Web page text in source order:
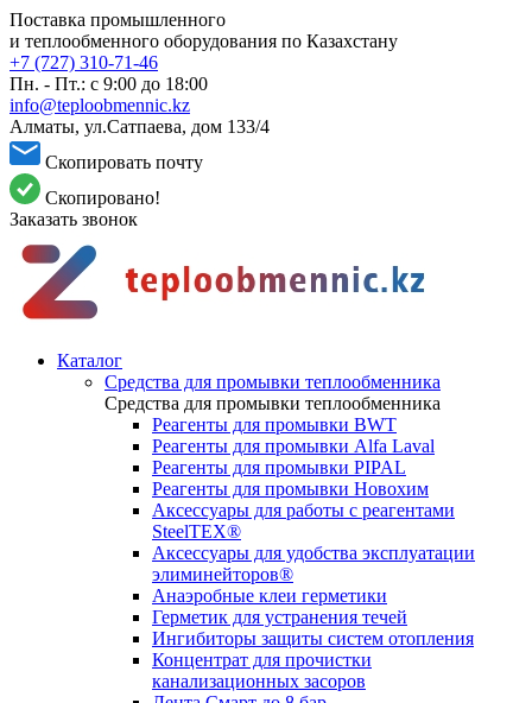
Поставка промышленного
и теплообменного оборудования по Казахстану
+7 (727) 310-71-46
Пн. - Пт.: с 9:00 до 18:00
info@teploobmennic.kz
Алматы, ул.Сатпаева, дом 133/4
Скопировать почту
Скопировано!
Заказать звонок
Каталог
Средства для промывки теплообменника
Средства для промывки теплообменника
Реагенты для промывки BWT
Реагенты для промывки Alfa Laval
Реагенты для промывки PIPAL
Реагенты для промывки Новохим
Аксессуары для работы с реагентами
SteelTEX®
Аксессуары для удобства эксплуатации
элиминейторов®
Анаэробные клеи герметики
Герметик для устранения течей
Ингибиторы защиты систем отопления
Концентрат для прочистки
канализационных засоров